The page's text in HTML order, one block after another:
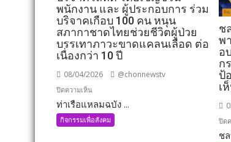
พนักงาน และ ผู้ประกอบการ ร่วม
บริจาคเกือบ 100 คน หนุน
สภากาชาดไทยช่วยชีวิตผู้ป่วย
บรรเทาภาวะขาดแคลนเลือด ต่อ
เนื่องกว่า 10 ปี
08/04/2026 @chonnewstv
ปิดความเห็น
ท่าเรือ
แหลม
ฉบัง
ท่าเรือแหลมฉบัง ...
กิจกรรมเพื่อสังคม
ช
พ
อ
ก
ป้
เ
ปิด
ช